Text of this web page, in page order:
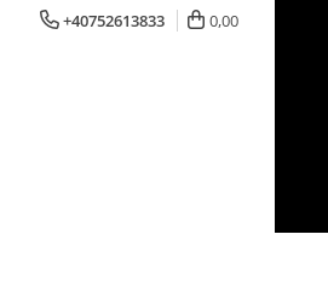
+40752613833 0,00